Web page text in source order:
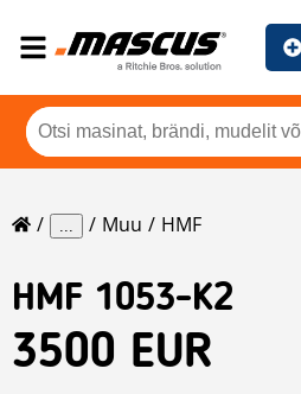
... Muu HMF
HMF 1053-K2
3500 EUR